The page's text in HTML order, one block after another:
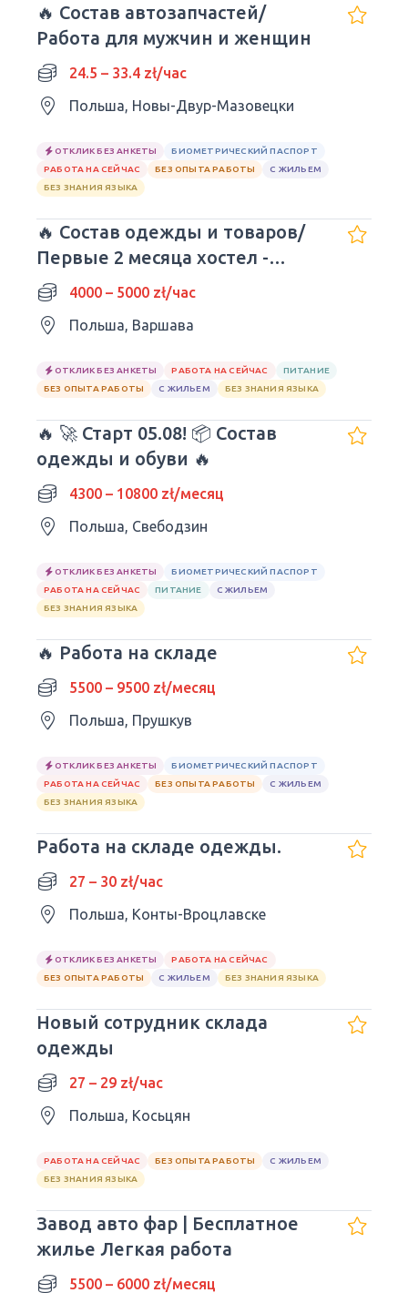
🔥 Состав автозапчастей/
Работа для мужчин и женщин
24.5 – 33.4 zł/час
Польша, Новы-Двур-Мазовецки
ОТКЛИК БЕЗ АНКЕТЫ
БИОМЕТРИЧЕСКИЙ ПАСПОРТ
РАБОТА НА СЕЙЧАС
БЕЗ ОПЫТА РАБОТЫ
С ЖИЛЬЕМ
БЕЗ ЗНАНИЯ ЯЗЫКА
🔥 Состав одежды и товаров/
Первые 2 месяца хостел -
БЕСПЛАТНЫЕ
4000 – 5000 zł/час
Польша, Варшава
ОТКЛИК БЕЗ АНКЕТЫ РАБОТА НА СЕЙЧАС
ПИТАНИЕ
БЕЗ ОПЫТА РАБОТЫ
С ЖИЛЬЕМ БЕЗ ЗНАНИЯ ЯЗЫКА
🔥 🚀 Старт 05.08! 📦 Состав
одежды и обуви 🔥
4300 – 10800 zł/месяц
Польша, Свебодзин
ОТКЛИК БЕЗ АНКЕТЫ
БИОМЕТРИЧЕСКИЙ ПАСПОРТ
РАБОТА НА СЕЙЧАС
ПИТАНИЕ
С ЖИЛЬЕМ
БЕЗ ЗНАНИЯ ЯЗЫКА
🔥 Работа на складе
5500 – 9500 zł/месяц
Польша, Прушкув
ОТКЛИК БЕЗ АНКЕТЫ
БИОМЕТРИЧЕСКИЙ ПАСПОРТ
РАБОТА НА СЕЙЧАС
БЕЗ ОПЫТА РАБОТЫ
С ЖИЛЬЕМ
БЕЗ ЗНАНИЯ ЯЗЫКА
Работа на складе одежды.
27 – 30 zł/час
Польша, Конты-Вроцлавске
ОТКЛИК БЕЗ АНКЕТЫ
РАБОТА НА СЕЙЧАС
БЕЗ ОПЫТА РАБОТЫ
С ЖИЛЬЕМ БЕЗ ЗНАНИЯ ЯЗЫКА
Новый сотрудник склада
одежды
27 – 29 zł/час
Польша, Косьцян
РАБОТА НА СЕЙЧАС БЕЗ ОПЫТА РАБОТЫ
С ЖИЛЬЕМ
БЕЗ ЗНАНИЯ ЯЗЫКА
Завод авто фар | Бесплатное
жилье Легкая работа
5500 – 6000 zł/месяц